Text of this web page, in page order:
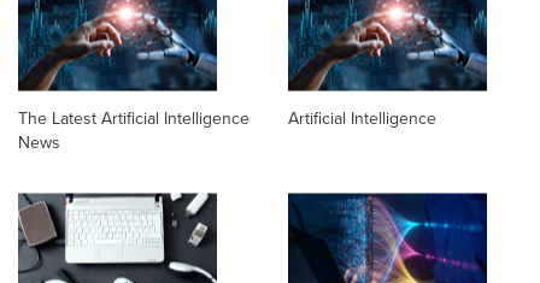
The Latest Artificial Intelligence
News
Artificial Intelligence